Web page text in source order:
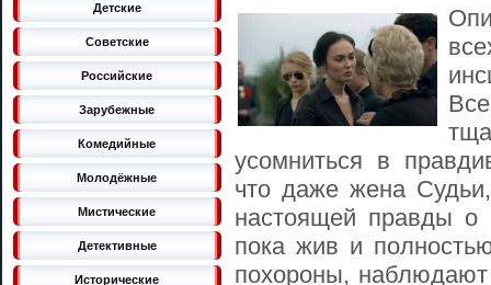
Детские
Советские
Российские
Зарубежные
Комедийные
Молодёжные
Мистические
Детективные
Исторические
усомниться в
что даже жена
настоящей правды
пока жив и
похороны,